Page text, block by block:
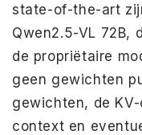
state-of-the-art
Qwen2.5-VL 72B,
de propriëtaire
geen gewichten
gewichten, de
context en